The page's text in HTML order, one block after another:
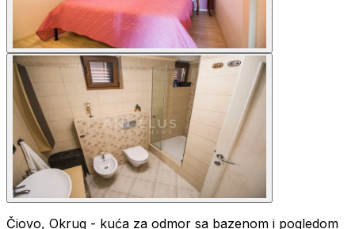
Čiovo, Okrug - kuća za odmor sa bazenom i pogledom